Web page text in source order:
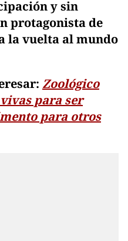
y sin
protagonista de
la vuelta al mundo
Zoológico
para ser
para otros